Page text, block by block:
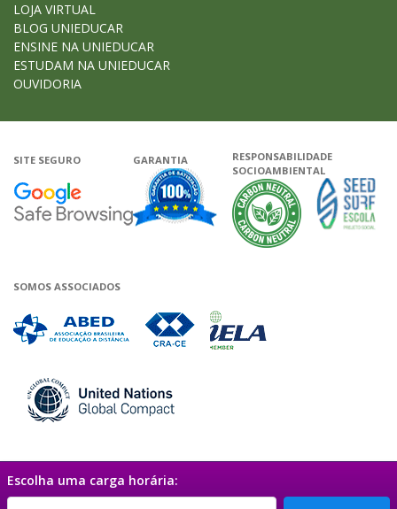
Escolha uma carga horária:
LOJA VIRTUAL
BLOG UNIEDUCAR
ENSINE NA UNIEDUCAR
ESTUDAM NA UNIEDUCAR
OUVIDORIA
SITE SEGURO
Google - Status do site no
GARANTIA
Garantia de satisfação
RESPONSABILIDADE
SOCIOAMBIENTAL
A
SOMOS ASSOCIADOS